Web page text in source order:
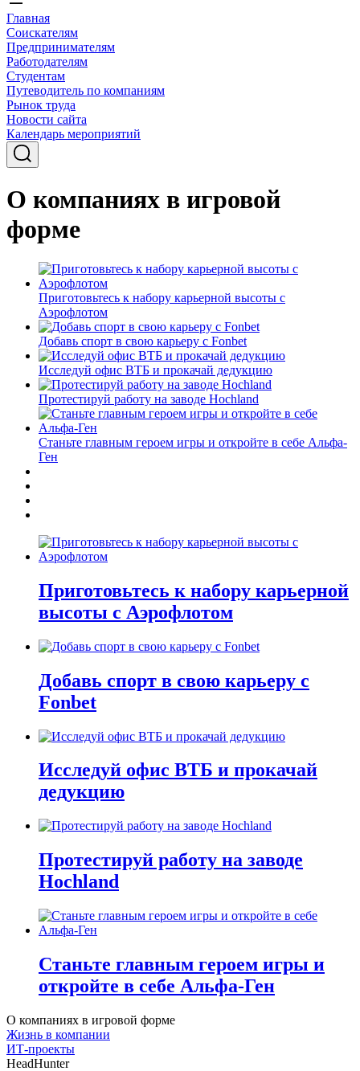
Главная
Соискателям
Предпринимателям
Работодателям
Студентам
Путеводитель по компаниям
Рынок труда
Новости сайта
Календарь мероприятий
О компаниях в игровой
форме
Приготовьтесь к набору карьерной высоты с
Аэрофлотом
Добавь спорт в свою карьеру с Fonbet
Исследуй офис ВТБ и прокачай дедукцию
Протестируй работу на заводе Hochland
Станьте главным героем игры и откройте в себе Альфа-
Ген
Приготовьтесь к набору карьерной
высоты с Аэрофлотом
Добавь спорт в свою карьеру с
Fonbet
Исследуй офис ВТБ и прокачай
дедукцию
Протестируй работу на заводе
Hochland
Станьте главным героем игры и
откройте в себе Альфа-Ген
О компаниях в игровой форме
Жизнь в компании
ИТ-проекты
HeadHunter